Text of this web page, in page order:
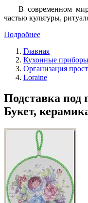
В современном
частью культуры,
Подробнее
Главная
Кухонные приборы
Организация
Loraine
Подставка под
Букет,